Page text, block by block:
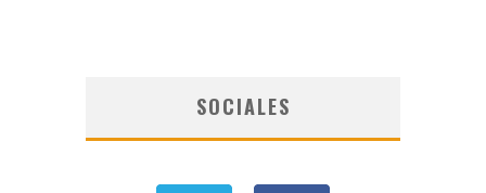
SOCIALES